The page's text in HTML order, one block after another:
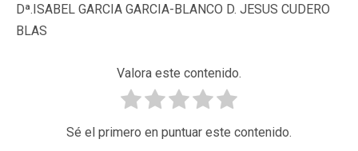
Dª.ISABEL GARCIA GARCIA-BLANCO D. JESUS CUDERO
BLAS
Valora este contenido.
Sé el primero en puntuar este contenido.